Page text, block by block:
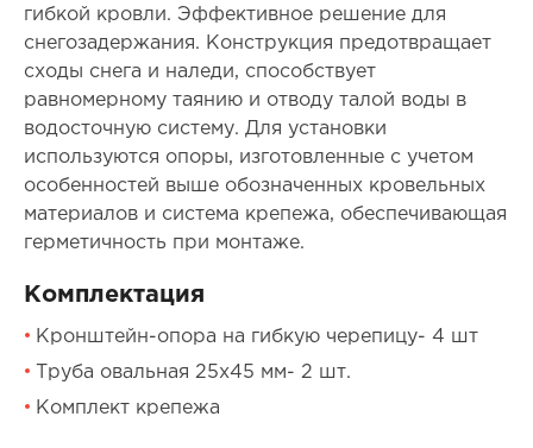
гибкой кровли. Эффективное решение для
снегозадержания. Конструкция предотвращает
сходы снега и наледи, способствует
равномерному таянию и отводу талой воды в
водосточную систему. Для установки
используются опоры, изготовленные с учетом
особенностей выше обозначенных кровельных
материалов и система крепежа, обеспечивающая
герметичность при монтаже.
Комплектация
Кронштейн-опора на гибкую черепицу- 4 шт
Труба овальная 25х45 мм- 2 шт.
Комплект крепежа